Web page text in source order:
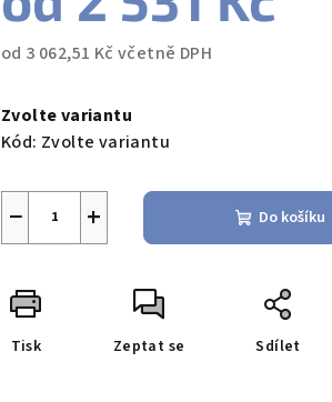
od 3 062,51 Kčvčetně DPH
cena:
Zvolte variantu
Kód: Zvolte variantu
+
− Do košíku
Tisk Zeptat se Sdílet